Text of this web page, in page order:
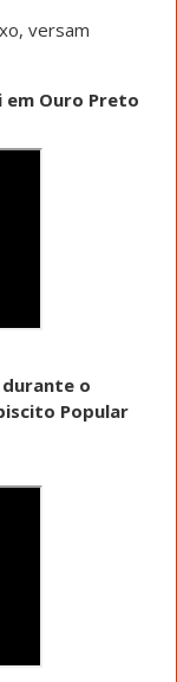
versam
em Ouro Preto
durante o
Popular